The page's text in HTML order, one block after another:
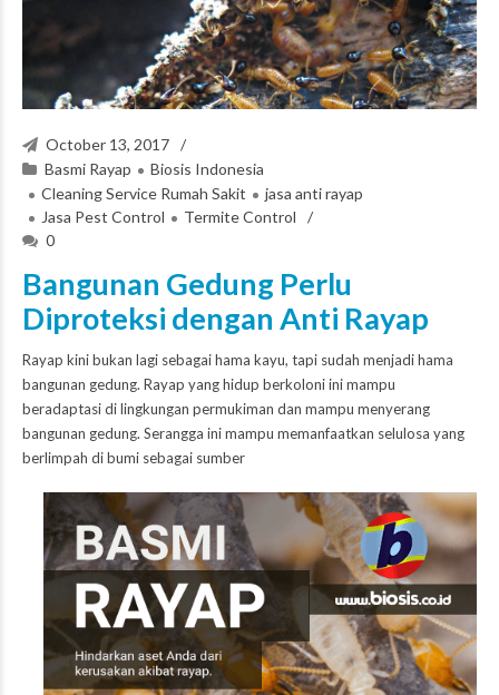
October 13, 2017
Basmi Rayap
Biosis Indonesia
Cleaning Service Rumah Sakit
jasa anti rayap
Jasa Pest Control
Termite Control
0
Bangunan Gedung Perlu
Diproteksi dengan Anti Rayap
Rayap kini bukan lagi sebagai hama kayu, tapi sudah menjadi hama
bangunan gedung. Rayap yang hidup berkoloni ini mampu
beradaptasi di lingkungan permukiman dan mampu menyerang
bangunan gedung. Serangga ini mampu memanfaatkan selulosa yang
berlimpah di bumi sebagai sumber